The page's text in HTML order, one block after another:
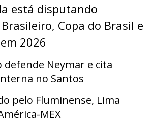
está disputando
Copa do Brasil e
2026
defende Neymar e cita
no Santos
pelo Fluminense, Lima
MEX